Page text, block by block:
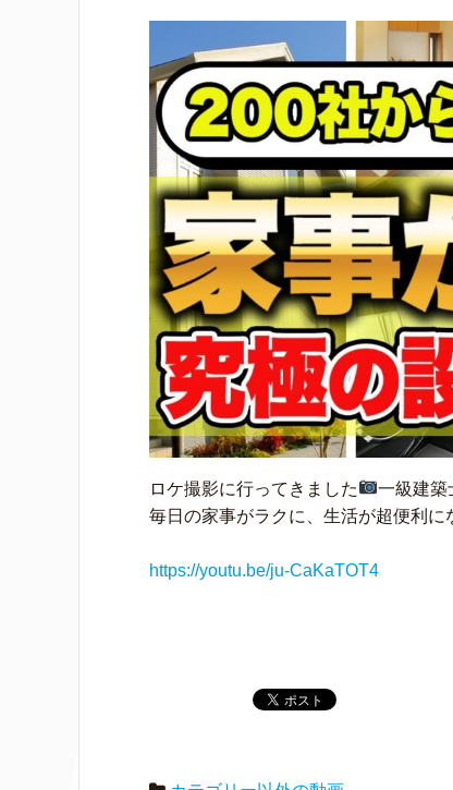
ロケ撮影に行ってきました
一級建築
毎日の家事がラクに、生活が超便利に
https://youtu.be/ju-CaKaTOT4